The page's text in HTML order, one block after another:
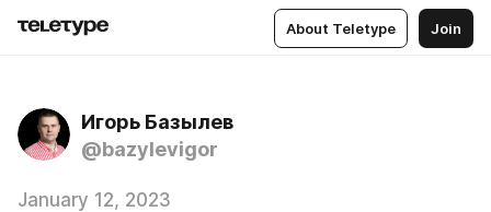
About Teletype Join
Игорь Базылев
@bazylevigor
January 12, 2023